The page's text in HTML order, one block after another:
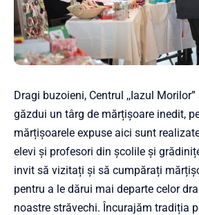
Dragi buzoieni, Centrul ,,Iazul
găzdui un târg de mărțișoare inedit,
mărțișoarele expuse aici sunt
elevi și profesori din școlile și
invit să vizitați și să cumpărați
pentru a le dărui mai departe celor
noastre străvechi. Încurajăm tradiția